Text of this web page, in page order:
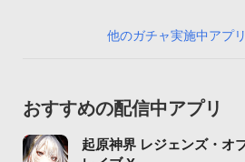
他のガチャ実施中アプ
おすすめの配信中アプリ
起原神界 レジェンズ・オ